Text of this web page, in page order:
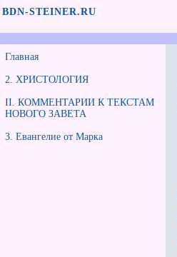
BDN-STEINER.RU
Главная
2. ХРИСТОЛОГИЯ
II. КОММЕНТАРИИ К ТЕКСТАМ
НОВОГО ЗАВЕТА
3. Евангелие от Mарка